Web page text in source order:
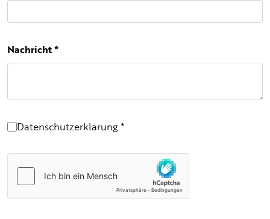
Nachricht*
Datenschutzerklärung *